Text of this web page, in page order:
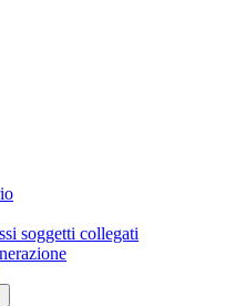
soggetti collegati